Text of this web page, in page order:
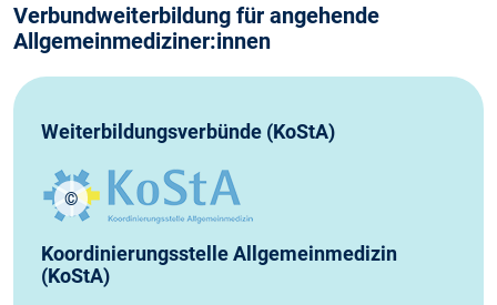
Verbundweiterbildung für angehende
Allgemeinmediziner:innen
Weiterbildungsverbünde (KoStA)
©
Logo: KoStA
Koordinierungsstelle Allgemeinmedizin
(KoStA)